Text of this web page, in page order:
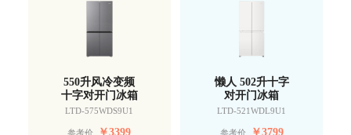
550升风冷变频
十字对开门冰箱
LTD-575WDS9U1
参考价 ￥3399
懒人 502升十字
对开门冰箱
LTD-521WDL9U1
参考价 ￥3799